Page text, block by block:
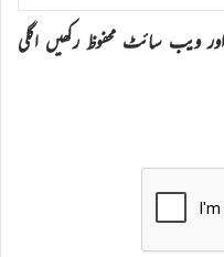
ویب سائٹ محفوظ رکھیں اگلی